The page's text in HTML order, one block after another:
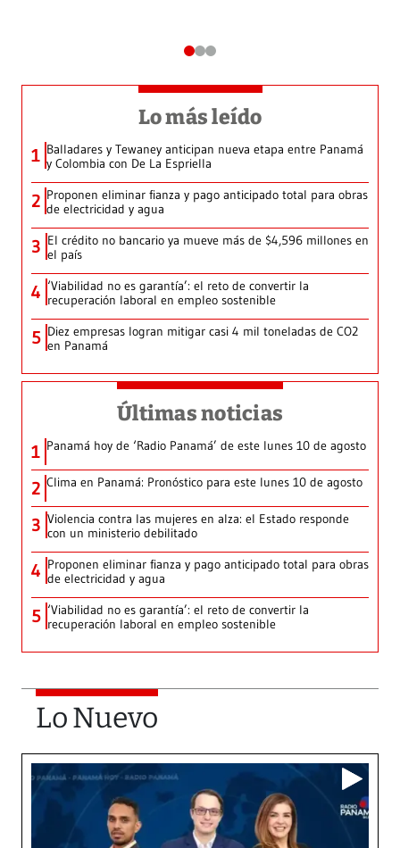
Lo más leído
1 Balladares y Tewaney anticipan nueva etapa entre Panamá
y Colombia con De La Espriella
2 Proponen eliminar fianza y pago anticipado total para obras
de electricidad y agua
3 El crédito no bancario ya mueve más de $4,596 millones en
el país
4 ‘Viabilidad no es garantía’: el reto de convertir la
recuperación laboral en empleo sostenible
5 Diez empresas logran mitigar casi 4 mil toneladas de CO2
en Panamá
Últimas noticias
1 Panamá hoy de ‘Radio Panamá’ de este lunes 10 de agosto
2 Clima en Panamá: Pronóstico para este lunes 10 de agosto
3 Violencia contra las mujeres en alza: el Estado responde
con un ministerio debilitado
4 Proponen eliminar fianza y pago anticipado total para obras
de electricidad y agua
5 ‘Viabilidad no es garantía’: el reto de convertir la
recuperación laboral en empleo sostenible
Lo Nuevo